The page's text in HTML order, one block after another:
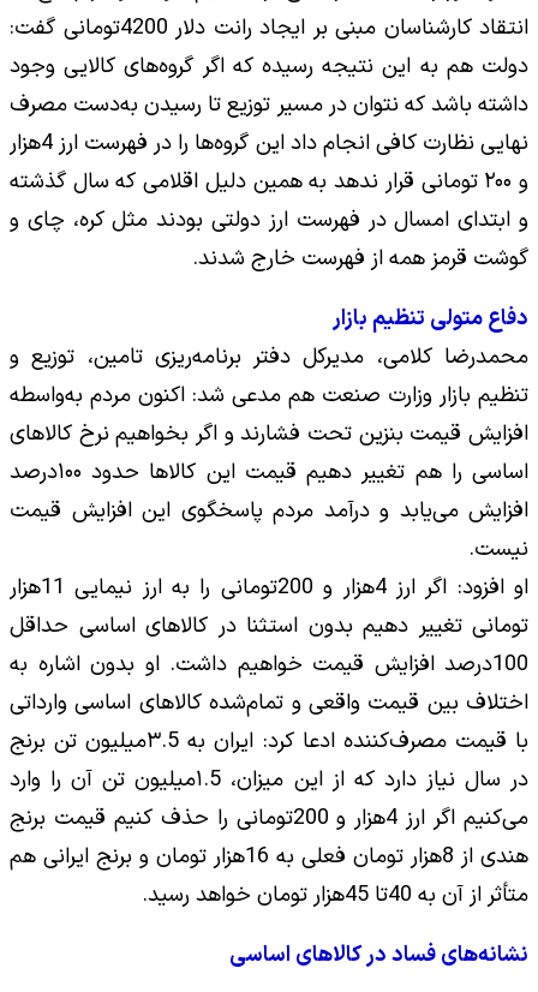
انتقاد کارشناسان مبنی بر ایجاد رانت دلار 4200تومانی گفت:
دولت هم به این نتیجه رسیده که اگر گروه‌های کالایی وجود
داشته باشد که نتوان در مسیر توزیع تا رسیدن به‌دست مصرف
نهایی نظارت کافی انجام داد این گروه‌ها را در فهرست ارز 4هزار
و ۲۰۰ تومانی قرار ندهد به همین دلیل اقلامی که سال گذشته
و ابتدای امسال در فهرست ارز دولتی بودند مثل کره، چای و
گوشت قرمز همه از فهرست خارج شدند.
دفاع متولی تنظیم بازار
محمدرضا کلامی، مدیرکل دفتر برنامه‌ریزی تامین، توزیع و
تنظیم بازار وزارت صنعت هم مدعی شد: اکنون مردم به‌واسطه
افزایش قیمت بنزین تحت فشارند و اگر بخواهیم نرخ کالا‌های
اساسی را هم تغییر دهیم قیمت این کالا‌ها حدود ۱۰۰درصد
افزایش می‌یابد و درآمد مردم پاسخگوی این افزایش قیمت
نیست.
او افزود: اگر ارز 4هزار و 200تومانی را به ارز نیمایی 11هزار
تومانی تغییر دهیم بدون استثنا در کالا‌های اساسی حداقل
100درصد افزایش قیمت خواهیم داشت. او بدون اشاره به
اختلاف بین قیمت واقعی و تمام‌شده کالاهای اساسی وارداتی
با قیمت مصرف‌کننده ادعا کرد: ایران به ۳.5میلیون تن برنج
در سال نیاز دارد که از این میزان، ۱.5میلیون تن آن را وارد
می‌کنیم اگر ارز 4هزار و 200تومانی را حذف کنیم قیمت برنج
هندی از 8هزار تومان فعلی به 16هزار تومان و برنج ایرانی هم
متأثر از آن به 40تا 45هزار تومان خواهد رسید.
نشانه‌های فساد در کالاهای اساسی